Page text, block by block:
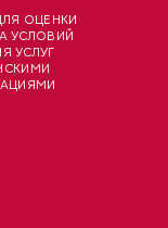
ОЦЕНКИ
УСЛОВИЙ
УСЛУГ